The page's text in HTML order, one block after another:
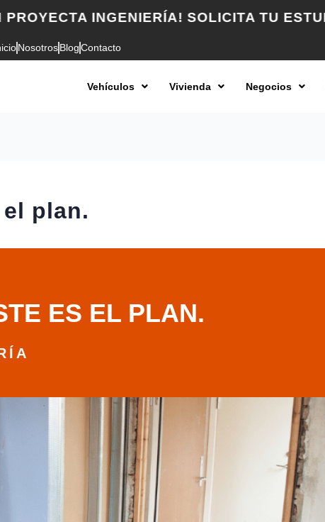
INGENIERÍA! SOLICITA TU ESTUDIO
NosotrosBlogContacto
Vehículos Vivienda Negocios
plan.
ES EL PLAN.